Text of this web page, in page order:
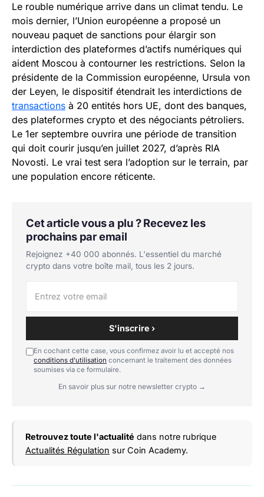
Le rouble numérique arrive dans un climat tendu. Le
mois dernier, l’Union européenne a proposé un
nouveau paquet de sanctions pour élargir son
interdiction des plateformes d’actifs numériques qui
aident Moscou à contourner les restrictions. Selon la
présidente de la Commission européenne, Ursula von
der Leyen, le dispositif étendrait les interdictions de
transactions à 20 entités hors UE, dont des banques,
des plateformes crypto et des négociants pétroliers.
Le 1er septembre ouvrira une période de transition
qui doit courir jusqu’en juillet 2027, d’après RIA
Novosti. Le vrai test sera l’adoption sur le terrain, par
une population encore réticente.
Cet article vous a plu ? Recevez les
prochains par email
Rejoignez +40 000 abonnés. L'essentiel du marché
crypto dans votre boîte mail, tous les 2 jours.
S'inscrire ›
En cochant cette case, vous confirmez avoir lu et accepté nos
conditions d'utilisation concernant le traitement des données
soumises via ce formulaire.
En savoir plus sur notre newsletter crypto →
Retrouvez toute l'actualité dans notre rubrique
Actualités Régulation sur Coin Academy.